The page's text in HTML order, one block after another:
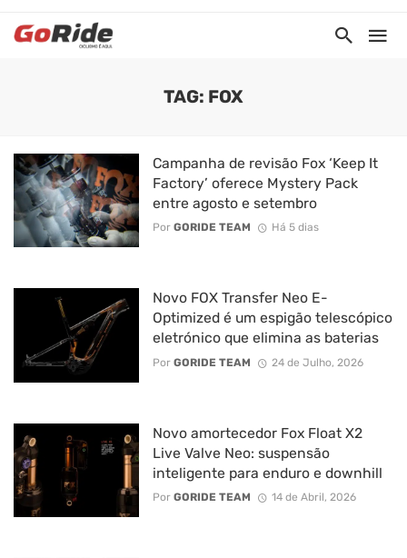
TAG: FOX
Campanha de revisão Fox ‘Keep It
Factory’ oferece Mystery Pack
entre agosto e setembro
Por GORIDE TEAM Há 5 dias
Novo FOX Transfer Neo E-
Optimized é um espigão telescópico
eletrónico que elimina as baterias
Por GORIDE TEAM 24 de Julho, 2026
Novo amortecedor Fox Float X2
Live Valve Neo: suspensão
inteligente para enduro e downhill
Por GORIDE TEAM 14 de Abril, 2026